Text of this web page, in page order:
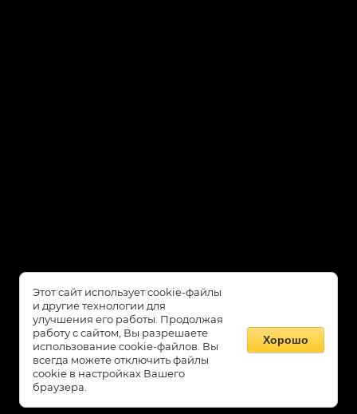
COPYRIGHT © 2017 - 2025
XODKONEM.COM
XODKONEM.RU
Этот сайт использует cookie-файлы
и другие технологии для
улучшения его работы. Продолжая
работу с сайтом, Вы разрешаете
использование cookie-файлов. Вы
всегда можете отключить файлы
cookie в настройках Вашего
браузера.
Хорошо